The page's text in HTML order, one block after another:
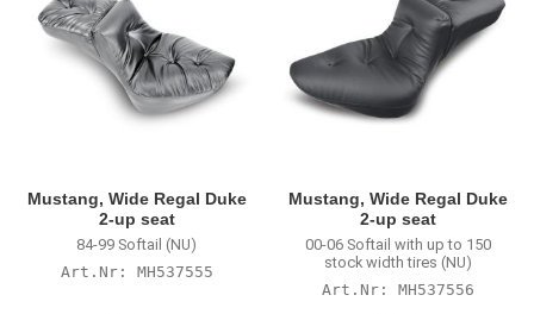
Mustang, Wide Regal Duke
2-up seat
84-99 Softail (NU)
MH537555
Mustang, Wide Regal Duke
2-up seat
00-06 Softail with up to 150
stock width tires (NU)
MH537556